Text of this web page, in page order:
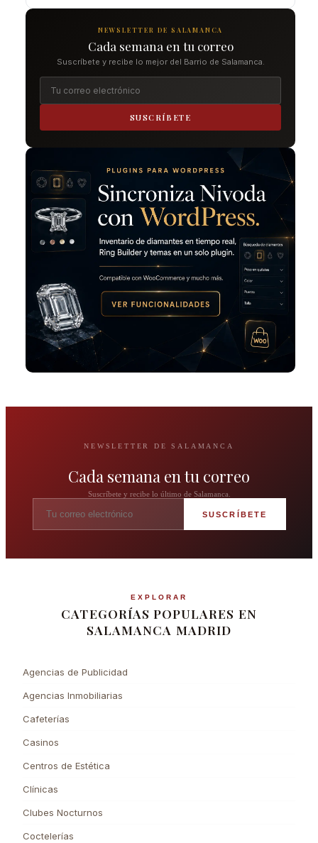
NEWSLETTER DE SALAMANCA
Cada semana en tu correo
Suscríbete y recibe lo mejor del Barrio de Salamanca.
SUSCRÍBETE
NEWSLETTER DE SALAMANCA
Cada semana en tu correo
Suscríbete y recibe lo último de Salamanca.
SUSCRÍBETE
EXPLORAR
CATEGORÍAS POPULARES EN
SALAMANCA MADRID
Agencias de Publicidad
Agencias Inmobiliarias
Cafeterías
Casinos
Centros de Estética
Clínicas
Clubes Nocturnos
Coctelerías